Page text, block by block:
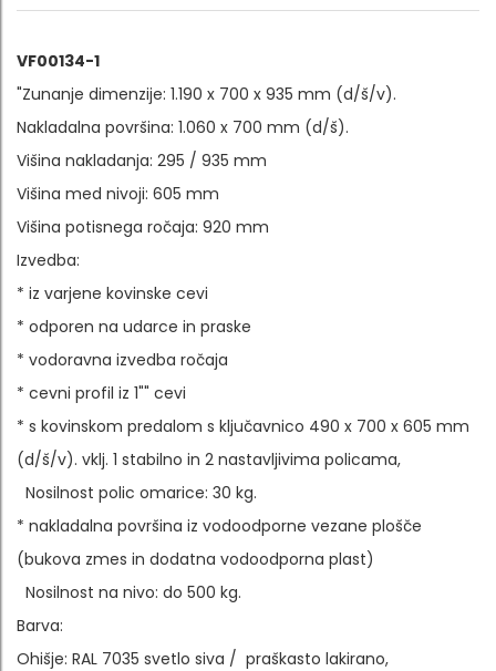
VF00134-1
"Zunanje dimenzije: 1.190 x 700 x 935 mm (d/š/v).
Nakladalna površina: 1.060 x 700 mm (d/š).
Višina nakladanja: 295 / 935 mm
Višina med nivoji: 605 mm
Višina potisnega ročaja: 920 mm
Izvedba:
* iz varjene kovinske cevi
* odporen na udarce in praske
* vodoravna izvedba ročaja
* cevni profil iz 1"" cevi
* s kovinskom predalom s ključavnico 490 x 700 x 605 mm
(d/š/v). vklj. 1 stabilno in 2 nastavljivima policama,
Nosilnost polic omarice: 30 kg.
* nakladalna površina iz vodoodporne vezane plošče
(bukova zmes in dodatna vodoodporna plast)
Nosilnost na nivo: do 500 kg.
Barva:
Ohišje: RAL 7035 svetlo siva / praškasto lakirano,